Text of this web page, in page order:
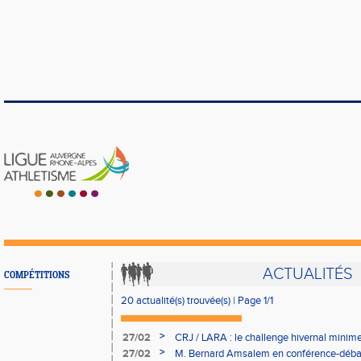
COMPÉTITIONS ACTUALITÉS
20 actualité(s) trouvée(s) | Page 1/1
27/02 >
CRJ / LARA : le challenge hivernal
27/02
>
M. Bernard Amsalem en conférence-